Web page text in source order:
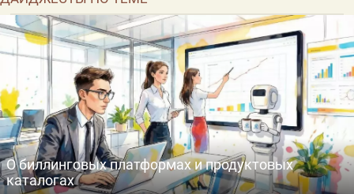
О биллинговых платформах и продуктовых
каталогах